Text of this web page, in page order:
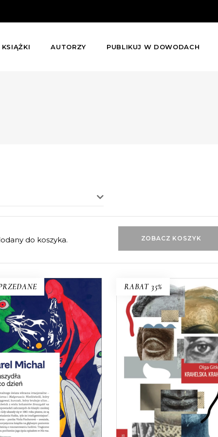
KSIĄŻKI AUTORZY PUBLIKUJ W DOWODACH
ZOBACZ KOSZYK
do koszyka.
NA CO
DZIEŃ
w których do
świata wkracza
niedźwiedź umie
a kurczak brukuje
Jedna z najbardziej
czeskich książek XX
wieku.
39.00zł 19.50 zł
RABAT 35%KRAHELSKA.
KRAHELSKIE
Halina, Wanda, Krystyna.
kobiety, jedno nazwisko.
Legendarna inspektorka
zamachowczyni z
domu, warszawska
Często je mylono, jeden
rozpisywano na trzy albo
częściej – trzy zlepiano w